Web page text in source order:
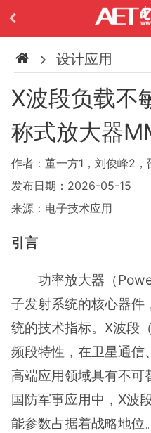
设计应用
X波段负载不
称式放大器
作者：董一方1，刘俊峰2
发布日期：2026-05-15
来源：电子技术应用
引言
功率放大器（
子发射系统的核心器件
统的技术指标。X波段
频段特性，在卫星通信
高端应用领域具有不
国防军事应用中，X波
能参数占据着战略地位